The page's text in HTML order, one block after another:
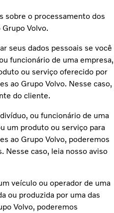
sobre o processamento dos
Volvo.
seus dados pessoais se você
funcionário de uma empresa,
ou serviço oferecido por
ao Grupo Volvo. Nesse caso,
do cliente.
ou funcionário de uma
um produto ou serviço para
ao Grupo Volvo, poderemos
Nesse caso, leia nosso aviso
veículo ou operador de uma
ou produzida por uma das
Volvo, poderemos